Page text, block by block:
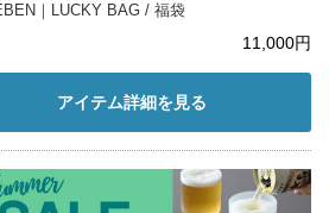
｜LUCKY BAG / 福袋
11,000円
アイテム詳細を見る